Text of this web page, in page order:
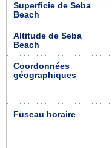
Superficie de Seba
Beach
Altitude de Seba
Beach
Coordonnées
géographiques
Fuseau horaire